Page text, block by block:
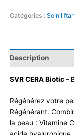
Catégories : Soin
Description
SVR CERA Biotic
Régénérez votre
Régénérant.
la peau : Vitamine